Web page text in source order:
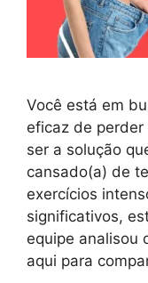
Você está em
eficaz de perder
ser a solução
cansado(a) de
exercícios
significativos,
equipe analisou
aqui para